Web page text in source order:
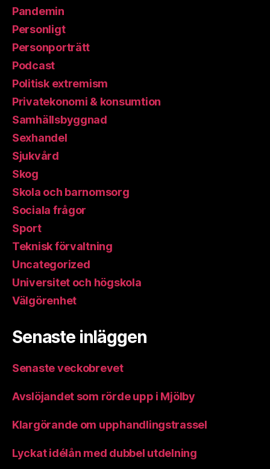
Pandemin
Personligt
Personporträtt
Podcast
Politisk extremism
Privatekonomi & konsumtion
Samhällsbyggnad
Sexhandel
Sjukvård
Skog
Skola och barnomsorg
Sociala frågor
Sport
Teknisk förvaltning
Uncategorized
Universitet och högskola
Välgörenhet
Senaste inläggen
Senaste veckobrevet
Avslöjandet som rörde upp i Mjölby
Klargörande om upphandlingstrassel
Lyckat idélån med dubbel utdelning